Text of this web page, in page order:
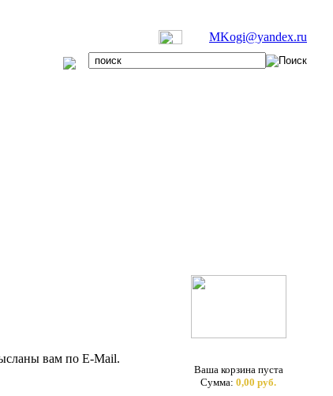
MKogi@yandex.ru
вам по E-Mail.
Ваша корзина пуста
Сумма: 0,00 руб.